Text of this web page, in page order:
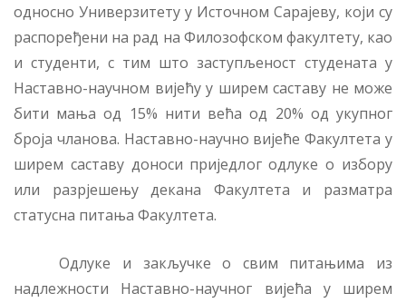
односно Универзитету у Источном Сарајеву, који су
распоређени на рад на Филозофском факултету, као
и студенти, с тим што заступљеност студената у
Наставно-научном вијећу у ширем саставу не може
бити мања од 15% нити већа од 20% од укупног
броја чланова. Наставно-научно вијеће Факултета у
ширем саставу доноси приједлог одлуке о избору
или разрјешењу декана Факултета и разматра
статусна питања Факултета.
Одлуке и закључке о свим питањима из
надлежности Наставно-научног вијећа у ширем